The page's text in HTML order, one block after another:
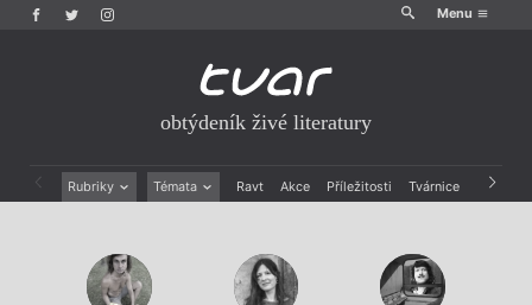
Menu
obtýdeník živé literatury
Rubriky Témata Ravt Akce Příležitosti Tvárnice Archiv
Esejistika
Recenze a reflexe
Mauzoleum
Divadlo